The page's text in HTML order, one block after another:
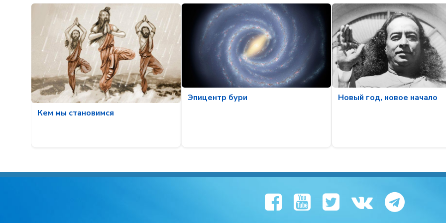
Кем мы становимся
Эпицентр бури Новый год, новое начало